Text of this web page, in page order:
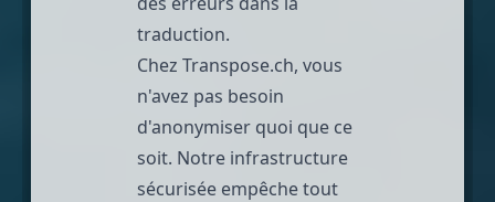
traduction.
Chez Transpose.ch, vous
n'avez pas besoin
d'anonymiser quoi que ce
soit. Notre infrastructure
sécurisée empêche tout